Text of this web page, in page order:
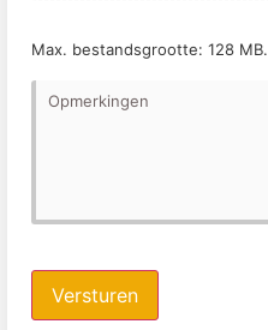
Max. bestandsgrootte: 128 MB.
Opmerkingen
Versturen